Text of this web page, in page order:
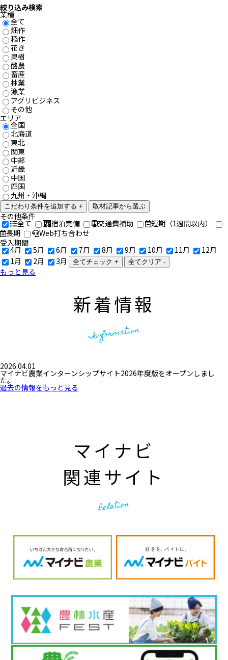
絞り込み検索
業種
全て
畑作
稲作
花き
果樹
酪農
畜産
林業
漁業
アグリビジネス
その他
エリア
全国
北海道
東北
関東
中部
近畿
中国
四国
九州・沖縄
こだわり条件を追加する + 取材記事から選ぶ
その他条件
全て 宿泊完備 交通費補助 短期 （1週間以内）
長期
Web打ち合わせ
受入期間
4月 5月 6月 7月 8月 9月 10月 11月
12月
1月
2月 3月 全てチェック + 全てクリア -
もっと見る
新着情報
Information
2026.04.01
マイナビ農業インターンシップサイト2026年度版をオープンしまし
た。
過去の情報をもっと見る
マイナビ
関連サイト
Relation